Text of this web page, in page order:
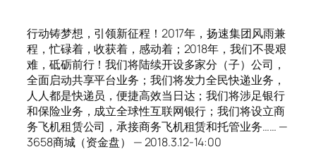
行动铸梦想，引领新征程！2017年，扬速集团风雨兼
程，忙碌着，收获着，感动着；2018年，我们不畏艰
难，砥砺前行！我们将陆续开设多家分（子）公司，
全面启动共享平台业务；我们将发力全民快递业务，
人人都是快递员，便捷高效当日达；我们将涉足银行
和保险业务，成立全球性互联网银行；我们将设立商
务飞机租赁公司，承接商务飞机租赁和托管业务…… —
3658商城（资金盘） — 2018.3.12-14:00